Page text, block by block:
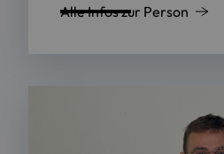
Alle Infos zur Person